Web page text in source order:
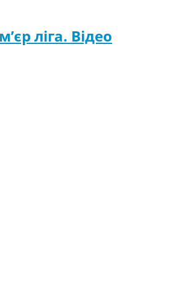
ліга. Відео